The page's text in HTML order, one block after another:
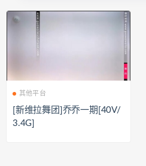
其他平台
[新维拉舞团]乔乔一期[40V/
3.4G]